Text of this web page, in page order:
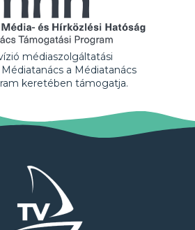
médiaszolgáltatási
a Médiatanács
keretében támogatja.